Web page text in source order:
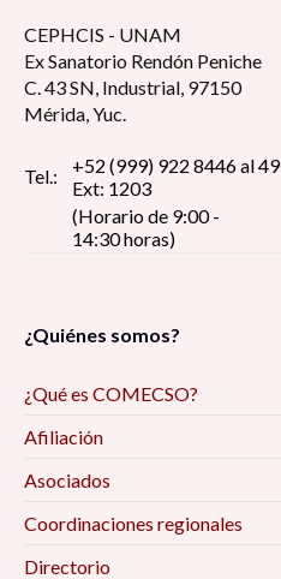
CEPHCIS - UNAM
Ex Sanatorio Rendón Peniche
C. 43 SN, Industrial, 97150
Mérida, Yuc.
Tel.:
+52 (999) 922 8446 al 49
Ext: 1203
(Horario de 9:00 -
14:30 horas)
¿Quiénes somos?
¿Qué es COMECSO?
Afiliación
Asociados
Coordinaciones regionales
Directorio